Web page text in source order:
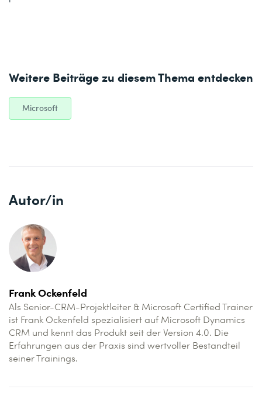
Weitere Beiträge zu diesem Thema entdecken
Microsoft
Autor/in
Frank Ockenfeld
Als Senior-CRM-Projektleiter & Microsoft Certified Trainer
ist Frank Ockenfeld spezialisiert auf Microsoft Dynamics
CRM und kennt das Produkt seit der Version 4.0. Die
Erfahrungen aus der Praxis sind wertvoller Bestandteil
seiner Trainings.